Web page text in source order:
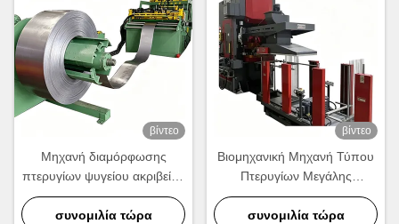
βίντεο
Μηχανή διαμόρφωσης
πτερυγίων ψυγείου ακριβείας
| Εξοπλισμός παραγωγής
κυματοειδών πτερυγίων
συνομιλία τώρα
βίντεο
Βιομηχανική Μηχανή Τύπου
Πτερυγίων Μεγάλης
Ταχύτητας.
συνομιλία τώρα